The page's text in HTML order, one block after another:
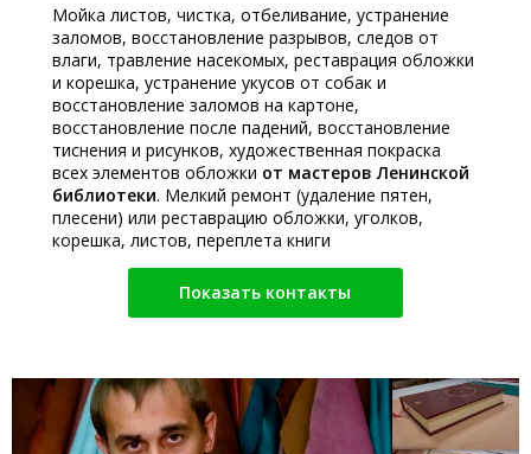
Мойка листов, чистка, отбеливание, устранение
заломов, восстановление разрывов, следов от
влаги, травление насекомых, реставрация обложки
и корешка, устранение укусов от собак и
восстановление заломов на картоне,
восстановление после падений, восстановление
тиснения и рисунков, художественная покраска
всех элементов обложки от мастеров Ленинской
библиотеки. Мелкий ремонт (удаление пятен,
плесени) или реставрацию обложки, уголков,
корешка, листов, переплета книги
Показать контакты